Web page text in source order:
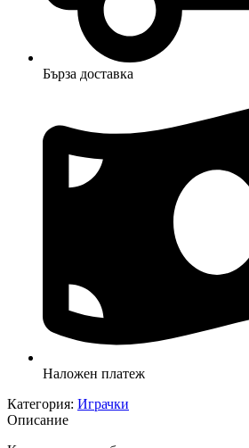
Бърза доставка
Наложен платеж
Категория: Играчки
Описание